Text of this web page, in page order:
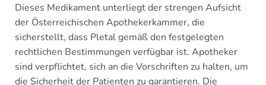
Dieses Medikament unterliegt der strengen Aufsicht
der Österreichischen Apothekerkammer, die
sicherstellt, dass Pletal gemäß den festgelegten
rechtlichen Bestimmungen verfügbar ist. Apotheker
sind verpflichtet, sich an die Vorschriften zu halten, um
die Sicherheit der Patienten zu garantieren. Die